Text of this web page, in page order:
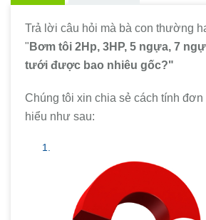
Trả lời câu hỏi mà bà con thường
" Bơm tôi 2Hp, 3HP, 5 ngựa, 7
tưới được bao nhiêu gốc?"
Chúng tôi xin chia sẻ cách tính
hiểu như sau: